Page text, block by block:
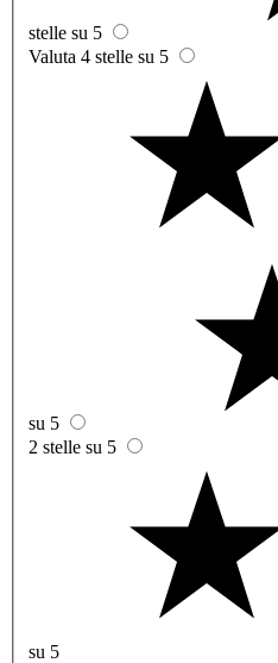
stelle su 5
Valuta 4 stelle su 5
su 5
2 stelle su 5
su 5